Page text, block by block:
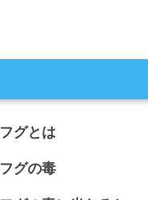
フグとは
フグの毒